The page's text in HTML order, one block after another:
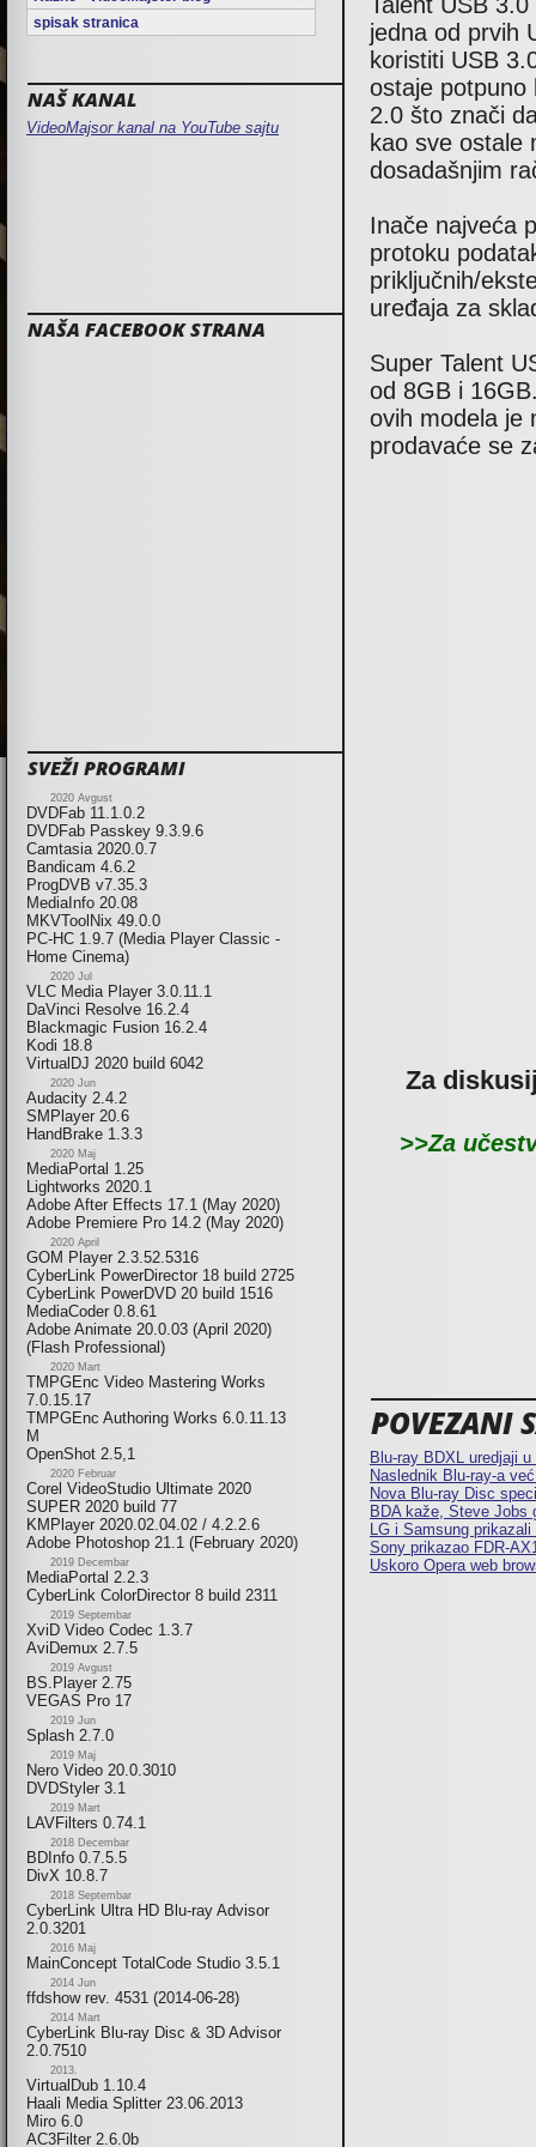
spisak stranica
NAŠ KANAL
VideoMajsor kanal na YouTube sajtu
NAŠA FACEBOOK STRANA
SVEŽI PROGRAMI
2020 Avgust
DVDFab 11.1.0.2
DVDFab Passkey 9.3.9.6
Camtasia 2020.0.7
Bandicam 4.6.2
ProgDVB v7.35.3
MediaInfo 20.08
MKVToolNix 49.0.0
PC-HC 1.9.7 (Media Player Classic -
Home Cinema)
2020 Jul
VLC Media Player 3.0.11.1
DaVinci Resolve 16.2.4
Blackmagic Fusion 16.2.4
Kodi 18.8
VirtualDJ 2020 build 6042
2020 Jun
Audacity 2.4.2
SMPlayer 20.6
HandBrake 1.3.3
2020 Maj
MediaPortal 1.25
Lightworks 2020.1
Adobe After Effects 17.1 (May 2020)
Adobe Premiere Pro 14.2 (May 2020)
2020 April
GOM Player 2.3.52.5316
CyberLink PowerDirector 18 build 2725
CyberLink PowerDVD 20 build 1516
MediaCoder 0.8.61
Adobe Animate 20.0.03 (April 2020)
(Flash Professional)
2020 Mart
TMPGEnc Video Mastering Works
7.0.15.17
TMPGEnc Authoring Works 6.0.11.13
M
OpenShot 2.5,1
2020 Februar
Corel VideoStudio Ultimate 2020
SUPER 2020 build 77
KMPlayer 2020.02.04.02 / 4.2.2.6
Adobe Photoshop 21.1 (February 2020)
2019 Decembar
MediaPortal 2.2.3
CyberLink ColorDirector 8 build 2311
2019 Septembar
XviD Video Codec 1.3.7
AviDemux 2.7.5
2019 Avgust
BS.Player 2.75
VEGAS Pro 17
2019 Jun
Splash 2.7.0
2019 Maj
Nero Video 20.0.3010
DVDStyler 3.1
2019 Mart
LAVFilters 0.74.1
2018 Decembar
BDInfo 0.7.5.5
DivX 10.8.7
2018 Septembar
CyberLink Ultra HD Blu-ray Advisor
2.0.3201
2016 Maj
MainConcept TotalCode Studio 3.5.1
2014 Jun
ffdshow rev. 4531 (2014-06-28)
2014 Mart
CyberLink Blu-ray Disc & 3D Advisor
2.0.7510
2013.
VirtualDub 1.10.4
Haali Media Splitter 23.06.2013
Miro 6.0
AC3Filter 2.6.0b
jedna od prvih
koristiti USB
ostaje potpuno
2.0 što znači
kao sve ostale
dosadašnjim
Inače najveća
protoku
priključnih/
uređaja za
Super Talent
od 8GB i
ovih modela je
prodavaće se
Za
>>Za
POVEZANI
Blu-ray BDXL uredjaji u
Naslednik Blu-ray-a
Nova Blu-ray Disc
BDA kaže, Steve Jobs
LG i Samsung
Sony prikazao FDR-
Uskoro Opera web